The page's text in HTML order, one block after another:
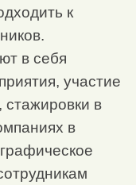
к
в себя
участие
в
в